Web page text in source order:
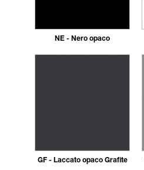
NE - Nero opaco
GF - Laccato opaco Grafite